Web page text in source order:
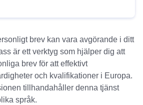
brev kan vara avgörande i ditt
är ett verktyg som hjälper dig att
brev för att effektivt
och kvalifikationer i Europa.
tillhandahåller denna tjänst
språk.